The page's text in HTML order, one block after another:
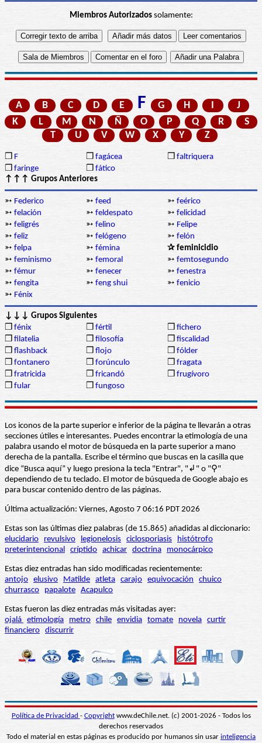
Miembros Autorizadossolamente:
A B C D E F G H I
J
K
L M N Ñ O P Q R
S
T
U V W X Y Z
❒ F ❒ fagácea ❒ faltriquera
❒ faringe ❒ fático
↑↑↑ Grupos Anteriores
➳ Federico ➳ feed ➳ feérico
➳ felación ➳ feldespato ➳ felicidad
➳ feligrés ➳ felino ➳ Felipe
➳ feliz ➳ felógeno ➳ felón
➳ felpa ➳ fémina
✰ feminicidio
➳ feminismo ➳ femoral ➳ femtosegundo
➳ fémur ➳ fenecer ➳ fenestra
➳ fengita ➳ feng shui ➳ fenicio
➳ Fénix
↓↓↓ Grupos Siguientes
❒ fénix ❒ fértil ❒ fichero
❒ filatelia ❒ filosofía ❒ fiscalidad
❒ flashback ❒ flojo ❒ fólder
❒ fontanero ❒ forúnculo ❒ fragata
❒ fratricida ❒ fricandó ❒ frugívoro
❒ fular ❒ fungoso
Los iconos de la parte superior e inferior de la página te llevarán a otras
secciones útiles e interesantes. Puedes encontrar la etimología de una
palabra usando el motor de búsqueda en la parte superior a mano
derecha de la pantalla. Escribe el término que buscas en la casilla que
dice “Busca aquí” y luego presiona la tecla "Entrar", "↲" o "⚲"
dependiendo de tu teclado. El motor de búsqueda de Google abajo es
para buscar contenido dentro de las páginas.
Última actualización: Viernes, Agosto 7 06:16 PDT 2026
Estas son las últimas diez palabras (de 15.865) añadidas al diccionario:
elucidario
revulsivo legionelosis ciclosporiasis
histótrofo
preterintencional críptido achicar doctrina monocárpico
Estas diez entradas han sido modificadas recientemente:
antojo elusivo Matilde atleta carajo equivocación
chuico
churrasco
papalote Acapulco
Estas fueron las diez entradas más visitadas ayer:
ojalá etimología metro chile envidia tomate novela curtir
financiero discurrir
Política de Privacidad - Copyrightwww.deChile.net. (c) 2001-2026 - Todos los
derechos reservados
Todo el material en estas páginas es producido por humanos sin usar inteligencia